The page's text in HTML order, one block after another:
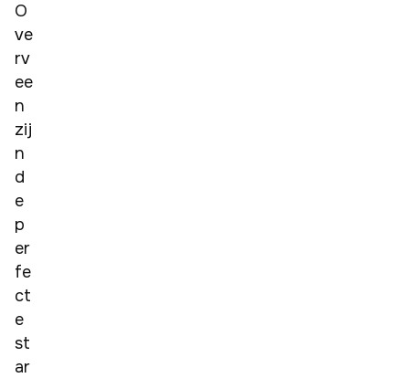
O
ve
rv
ee
n
zij
n
d
e
p
er
fe
ct
e
st
ar